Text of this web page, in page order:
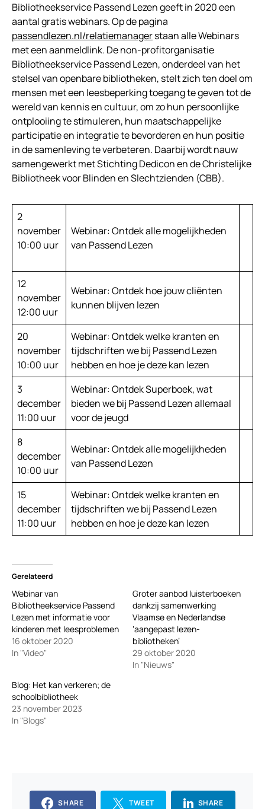
Bibliotheekservice Passend Lezen geeft in 2020 een
aantal gratis webinars. Op de pagina
passendlezen.nl/relatiemanagerstaan alle Webinars
met een aanmeldlink. De non-profitorganisatie
Bibliotheekservice Passend Lezen, onderdeel van het
stelsel van openbare bibliotheken, stelt zich ten doel om
mensen met een leesbeperking toegang te geven tot de
wereld van kennis en cultuur, om zo hun persoonlijke
ontplooiing te stimuleren, hun maatschappelijke
participatie en integratie te bevorderen en hun positie
in de samenleving te verbeteren. Daarbij wordt nauw
samengewerkt met Stichting Dedicon en de Christelijke
Bibliotheek voor Blinden en Slechtzienden (CBB).
2
november
10:00 uur
Webinar: Ontdek alle mogelijkheden
van Passend Lezen
12
november
12:00 uur
Webinar: Ontdek hoe jouw cliënten
kunnen blijven lezen
20
november
10:00 uur
Webinar: Ontdek welke kranten en
tijdschriften we bij Passend Lezen
hebben en hoe je deze kan lezen
3
december
11:00 uur
Webinar: Ontdek Superboek, wat
bieden we bij Passend Lezen allemaal
voor de jeugd
8
december
10:00 uur
Webinar: Ontdek alle mogelijkheden
van Passend Lezen
15
december
11:00 uur
Webinar: Ontdek welke kranten en
tijdschriften we bij Passend Lezen
hebben en hoe je deze kan lezen
Gerelateerd
Webinar van
Bibliotheekservice Passend
Lezen met informatie voor
kinderen met leesproblemen
16 oktober 2020
In "Video"
Groter aanbod luisterboeken
dankzij samenwerking
Vlaamse en Nederlandse
‘aangepast lezen-
bibliotheken’
29 oktober 2020
In "Nieuws"
Blog: Het kan verkeren; de
schoolbibliotheek
23 november 2023
In "Blogs"
SHARE TWEET SHARE